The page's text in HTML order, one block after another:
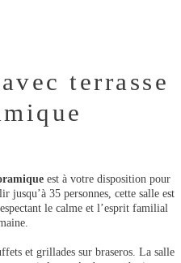
terrasse
est à votre disposition pour
jusqu’à 35 personnes, cette salle est
le calme et l’esprit familial
et grillades sur braseros. La salle